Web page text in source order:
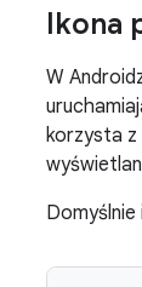
Ikona
W
korzysta z